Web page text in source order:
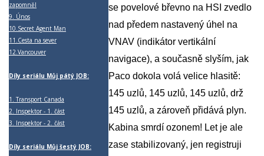
zapomněl
9. Únos
10.Secret Agent Man
11.Cesta na sever
12.Vancouver
Díly seriálu Můj pátý JOB:
1.Transport Canada
2. Inspektor - 1. část
3. Inspektor - 2. část
Díly seriálu Můj šestý JOB:
se povelové břevno na HSI zvedlo
nad předem nastavený úhel na
VNAV (indikátor vertikální
navigace), a současně slyším, jak
Paco dokola volá velice hlasitě:
145 uzlů, 145 uzlů, 145 uzlů, drž
145 uzlů, a zároveň přidává plyn.
Kabina smrdí ozonem! Let je ale
zase stabilizovaný, jen registruji